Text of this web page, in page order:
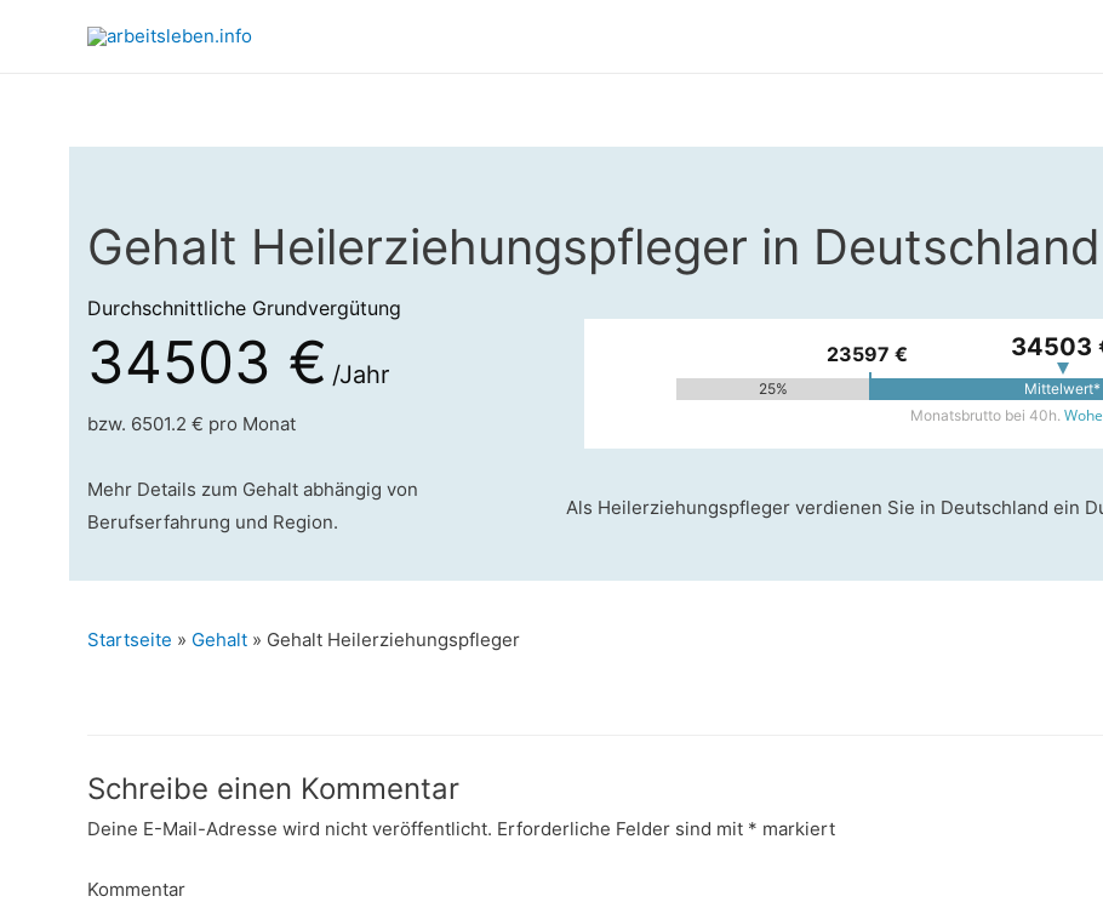
Gehalt Heilerziehungspfleger in Deutschland
Durchschnittliche Grundvergütung
34503 € /Jahr
bzw. 6501.2 € pro Monat
Mehr Details zum Gehalt abhängig von
Berufserfahrung und Region.
23597 € 34503
25% Mittelwert*
Monatsbrutto bei 40h.
Als Heilerziehungspfleger verdienen Sie in Deutschland ein
Startseite » Gehalt » Gehalt Heilerziehungspfleger
Schreibe einen Kommentar
Deine E-Mail-Adresse wird nicht veröffentlicht. Erforderliche Felder sind mit * markiert
Kommentar